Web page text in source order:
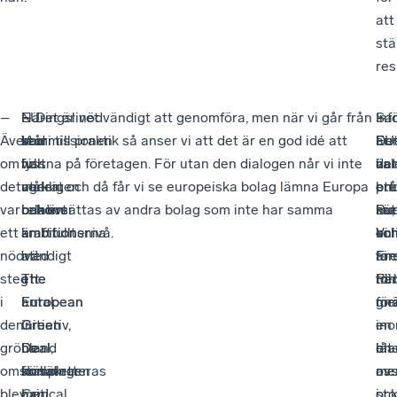
att
–
Även
om
det
var
ett
nödvändigt
steg
i
den
gröna
omställningen
blev
EU-
kommissionen
har
agerat
relativt
kraftfullt
med
ett
antal
initiativ,
bland
annat
Critical
–
Vad
vi
verkligen
behöver
är
att
The
European
Green
Deal
kompletteras
med
Näringslivet
står
fullt
ut
bakom
ambitionerna
i
The
European
Green
Deal,
försäkrar
han.
– Det är nödvändigt att genomföra, men när vi går från
teori till praktik så anser vi att det är en god idé att
lyssna på företagen. För utan den dialogen når vi inte
målen, och då får vi se europeiska bolag lämna Europa
och ersättas av andra bolag som inte har samma
ambitionsnivå.
är
det
nu,
–
har
ett
en
av
till
–
är
Vi
är
–
låt
oss
i